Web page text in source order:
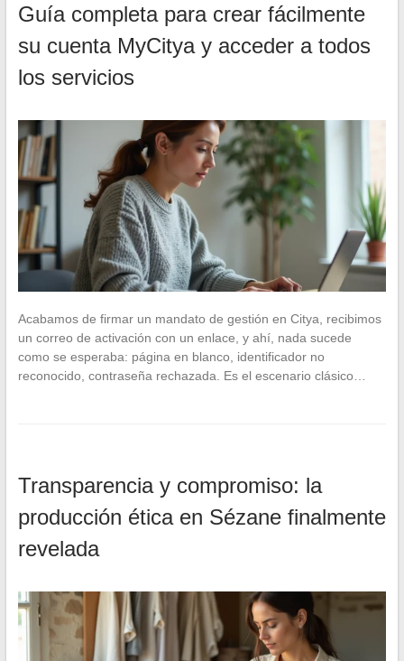
Guía completa para crear fácilmente
su cuenta MyCitya y acceder a todos
los servicios
Acabamos de firmar un mandato de gestión en Citya, recibimos
un correo de activación con un enlace, y ahí, nada sucede
como se esperaba: página en blanco, identificador no
reconocido, contraseña rechazada. Es el escenario clásico…
Transparencia y compromiso: la
producción ética en Sézane finalmente
revelada